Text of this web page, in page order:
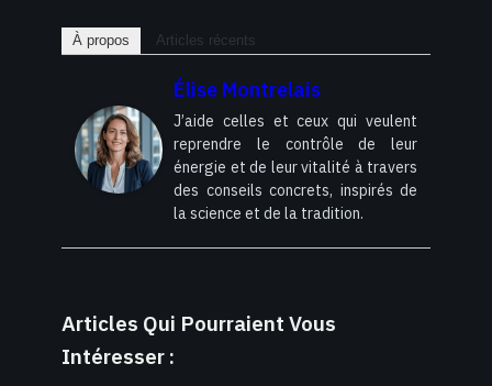
À propos Articles récents
Élise Montrelais
J’aide celles et ceux qui veulent
reprendre le contrôle de leur
énergie et de leur vitalité à travers
des conseils concrets, inspirés de
la science et de la tradition.
Articles Qui Pourraient Vous
Intéresser :